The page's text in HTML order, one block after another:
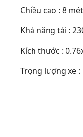
Chiều cao : 8 mét
Khả năng tải :
Kích thước :
Trọng lượng xe :